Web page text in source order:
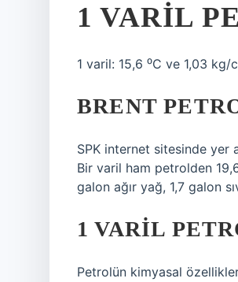
1 VARIL
1 varil: 15,6 ⁰C ve 1,03
BRENT
SPK internet sitesinde
Bir varil ham petrolden
galon ağır yağ, 1,7 galon
1 VARIL
Petrolün kimyasal